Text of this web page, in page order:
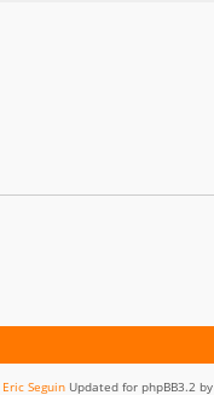
Eric Seguin Updated for phpBB3.2 by